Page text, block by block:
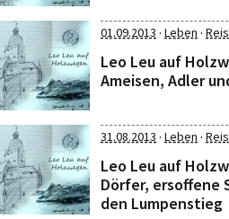
01.09.2013 · Leben ·
Leo Leu auf
Ameisen, Adler
31.08.2013 · Leben ·
Leo Leu auf
Dörfer, ersoffene
den Lumpenstieg